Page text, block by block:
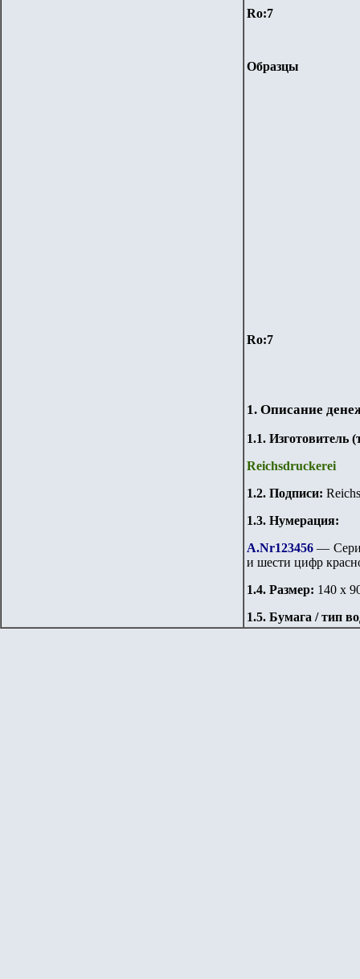
Ro:7
Образцы
Ro:7
1. Описание
1.1. Изготовитель
Reichsdruckerei
1.2. Подписи:
1.3. Нумерация:
A.Nr123456 —
и шести цифр
1.4. Размер: 140 х
1.5. Бумага / тип